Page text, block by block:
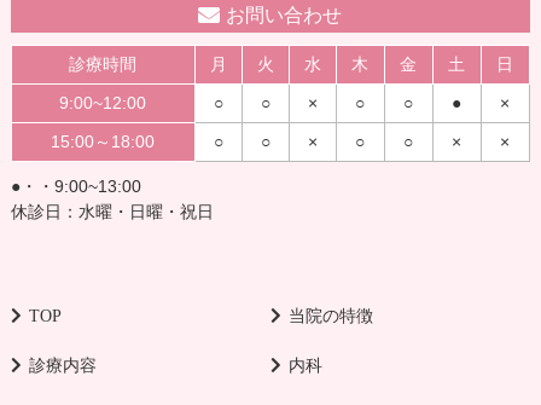
お問い合わせ
診療時間 月 火 水 木 金 土
日
9:00~12:00
○ ○ × ○ ○ ●
×
15:00～18:00
○ ○ × ○ ○ × ×
●・・9:00~13:00
休診日：水曜・日曜・祝日
TOP 当院の特徴
診療内容 内科